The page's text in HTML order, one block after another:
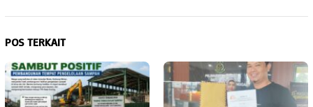
POS TERKAIT